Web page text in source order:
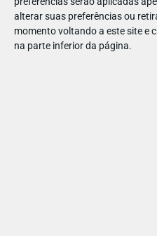
alterar suas preferências ou
momento voltando a este site e
na parte inferior da página.